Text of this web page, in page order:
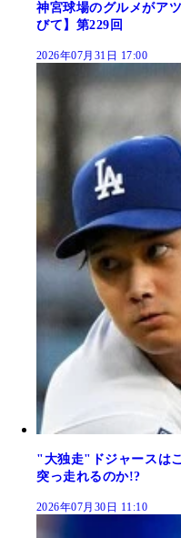
神宮球場のグルメがア
びて】第229回
2026年07月31日 17:00
"大独走"ドジャースは
突っ走れるのか!?
2026年07月30日 11:10